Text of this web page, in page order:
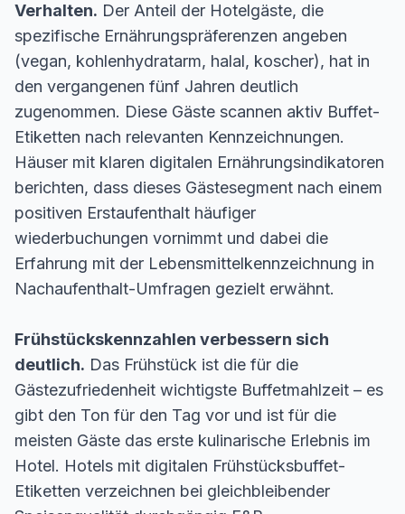
Verhalten. Der Anteil der Hotelgäste, die
spezifische Ernährungspräferenzen angeben
(vegan, kohlenhydratarm, halal, koscher), hat in
den vergangenen fünf Jahren deutlich
zugenommen. Diese Gäste scannen aktiv Buffet-
Etiketten nach relevanten Kennzeichnungen.
Häuser mit klaren digitalen Ernährungsindikatoren
berichten, dass dieses Gästesegment nach einem
positiven Erstaufenthalt häufiger
wiederbuchungen vornimmt und dabei die
Erfahrung mit der Lebensmittelkennzeichnung in
Nachaufenthalt-Umfragen gezielt erwähnt.
Frühstückskennzahlen verbessern sich
deutlich. Das Frühstück ist die für die
Gästezufriedenheit wichtigste Buffetmahlzeit – es
gibt den Ton für den Tag vor und ist für die
meisten Gäste das erste kulinarische Erlebnis im
Hotel. Hotels mit digitalen Frühstücksbuffet-
Etiketten verzeichnen bei gleichbleibender